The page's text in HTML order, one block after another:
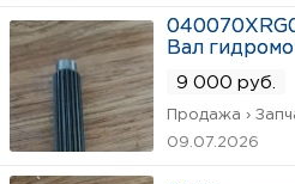
Вал
9 000 руб.
Продажа ›
09.07.2026